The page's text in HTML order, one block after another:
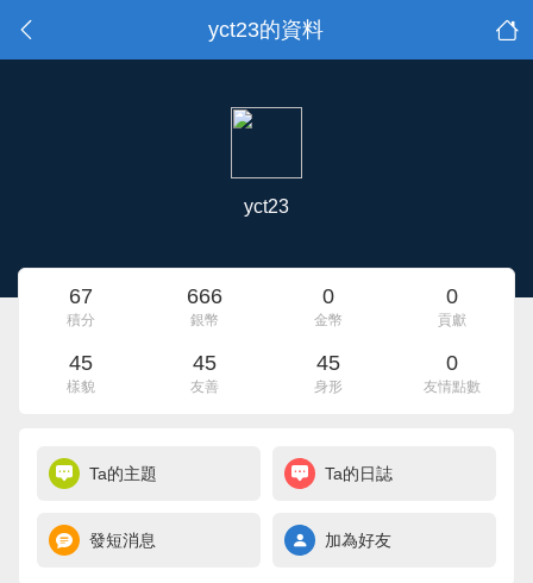
yct23的資料
yct23
67
積分
666
銀幣
0
金幣
0
貢獻
45
樣貌
45
友善
45
身形
0
友情點數
Ta的主題 Ta的日誌
發短消息 加為好友